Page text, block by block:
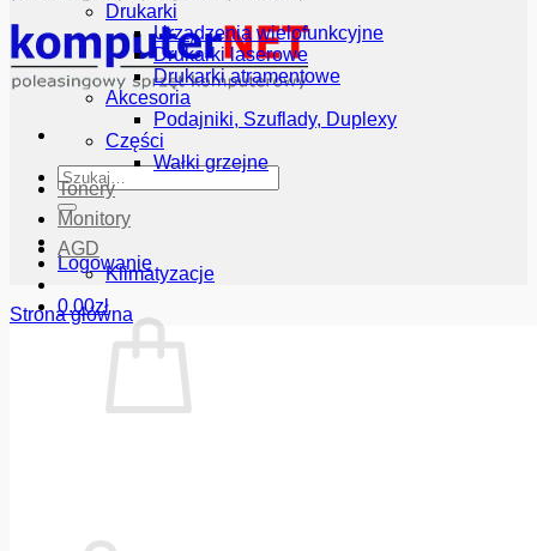
Szukaj:
Logowanie
0.00zł
Drukarki
Urządzenia wielofunkcyjne
Drukarki laserowe
Drukarki atramentowe
Akcesoria
Podajniki, Szuflady, Duplexy
Części
Wałki grzejne
Tonery
Monitory
AGD
Klimatyzacje
Strona główna